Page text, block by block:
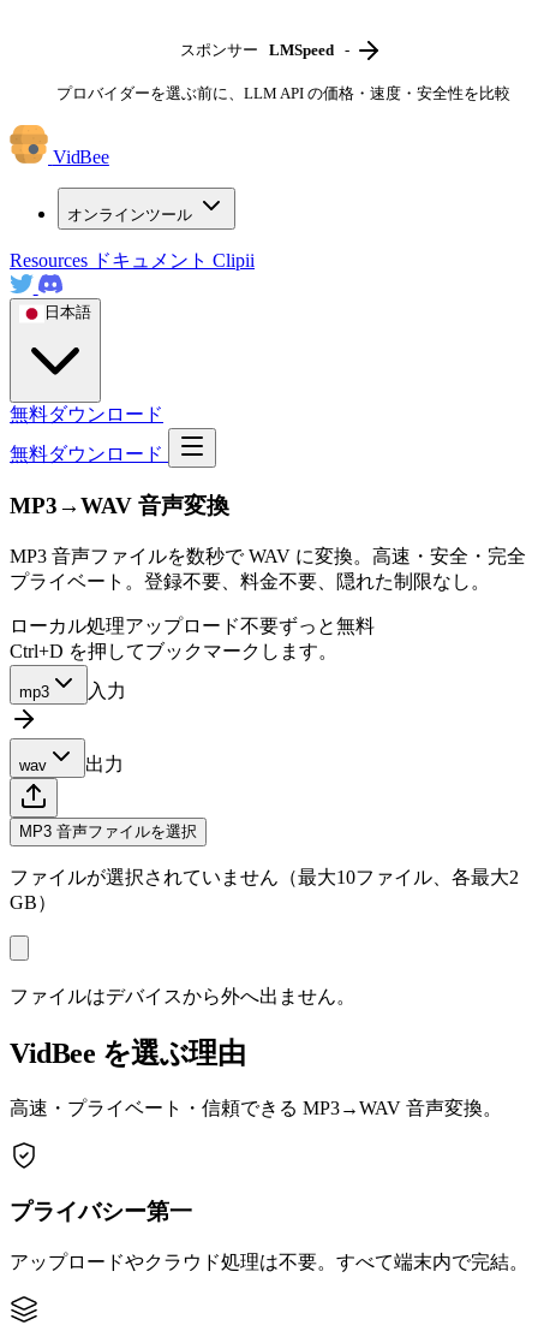
スポンサー LMSpeed -
プロバイダーを選ぶ前に、LLM API の価格・速度・安全性を比較
VidBee
オンラインツール
Resources ドキュメント Clipii
日本語
無料ダウンロード
無料ダウンロード
MP3→WAV 音声変換
MP3 音声ファイルを数秒で WAV に変換。高速・安全・完全
プライベート。登録不要、料金不要、隠れた制限なし。
ローカル処理アップロード不要ずっと無料
Ctrl+D を押してブックマークします。
mp3 入力
wav 出力
MP3 音声ファイルを選択
ファイルが選択されていません（最大10ファイル、各最大2
GB）
ファイルはデバイスから外へ出ません。
VidBee を選ぶ理由
高速・プライベート・信頼できる MP3→WAV 音声変換。
プライバシー第一
アップロードやクラウド処理は不要。すべて端末内で完結。